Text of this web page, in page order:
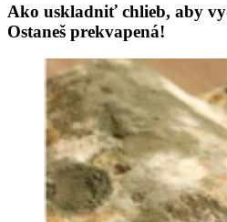
Ako uskladniť chlieb, aby
Ostaneš prekvapená!